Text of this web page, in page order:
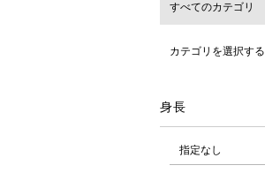
すべてのカテゴリ
カテゴリを選択する
身長